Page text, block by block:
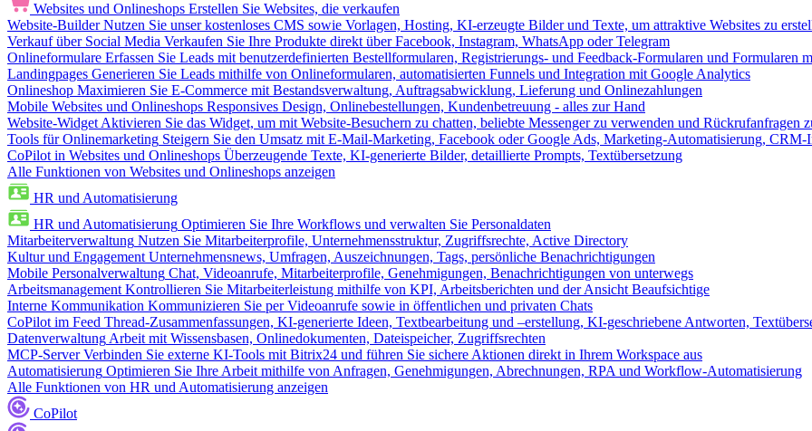
Websites und Onlineshops Erstellen Sie Websites, die verkaufen
Website-Builder Nutzen Sie unser kostenloses CMS sowie Vorlagen, Hosting, KI-erzeugte Bilder und Texte, um attraktive Websites zu
Verkauf über Social Media Verkaufen Sie Ihre Produkte direkt über Facebook, Instagram, WhatsApp oder Telegram
Onlineformulare Erfassen Sie Leads mit benutzerdefinierten Bestellformularen, Registrierungs- und Feedback-Formularen und Formularen
Landingpages Generieren Sie Leads mithilfe von Onlineformularen, automatisierten Funnels und Integration mit Google Analytics
Onlineshop Maximieren Sie E-Commerce mit Bestandsverwaltung, Auftragsabwicklung, Lieferung und Onlinezahlungen
Mobile Websites und Onlineshops Responsives Design, Onlinebestellungen, Kundenbetreuung - alles zur Hand
Website-Widget Aktivieren Sie das Widget, um mit Website-Besuchern zu chatten, beliebte Messenger zu verwenden und Rückrufanfragen
Tools für Onlinemarketing Steigern Sie den Umsatz mit E-Mail-Marketing, Facebook oder Google Ads, Marketing-Automatisierung, CRM-
CoPilot in Websites und Onlineshops Überzeugende Texte, KI-generierte Bilder, detaillierte Prompts, Textübersetzung
Alle Funktionen von Websites und Onlineshops anzeigen
HR und Automatisierung
HR und Automatisierung Optimieren Sie Ihre Workflows und verwalten Sie Personaldaten
Mitarbeiterverwaltung Nutzen Sie Mitarbeiterprofile, Unternehmensstruktur, Zugriffsrechte, Active Directory
Kultur und Engagement Unternehmensnews, Umfragen, Auszeichnungen, Tags, persönliche Benachrichtigungen
Mobile Personalverwaltung Chat, Videoanrufe, Mitarbeiterprofile, Genehmigungen, Benachrichtigungen von unterwegs
Arbeitsmanagement Kontrollieren Sie Mitarbeiterleistung mithilfe von KPI, Arbeitsberichten und der Ansicht Beaufsichtige
Interne Kommunikation Kommunizieren Sie per Videoanrufe sowie in öffentlichen und privaten Chats
CoPilot im Feed Thread-Zusammenfassungen, KI-generierte Ideen, Textbearbeitung und –erstellung, KI-geschriebene Antworten,
Datenverwaltung Arbeit mit Wissensbasen, Onlinedokumenten, Dateispeicher, Zugriffsrechten
MCP-Server Verbinden Sie externe KI-Tools mit Bitrix24 und führen Sie sichere Aktionen direkt in Ihrem Workspace aus
Automatisierung Optimieren Sie Ihre Arbeit mithilfe von Anfragen, Genehmigungen, Abrechnungen, RPA und Workflow-Automatisierung
Alle Funktionen von HR und Automatisierung anzeigen
CoPilot